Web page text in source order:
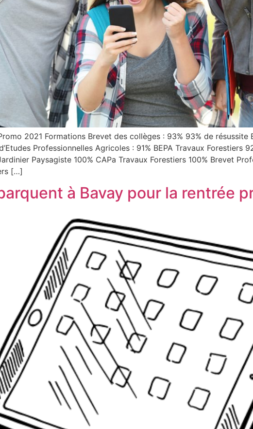
2021 Formations Brevet des collèges : 93% 93% de résussite
Professionnelles Agricoles : 91% BEPA Travaux Forestiers
Paysagiste 100% CAPa Travaux Forestiers 100% Brevet
[…]
à Bavay pour la rentrée